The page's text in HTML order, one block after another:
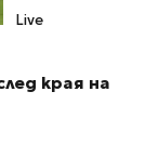
Live
края на